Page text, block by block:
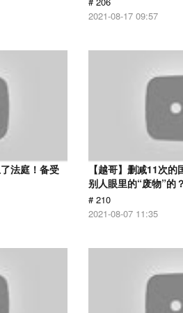
2021-08-17 09:57
法庭！备受
【越哥】删减11次
别人眼里的“废物”的？
# 210
2021-08-07 11:35